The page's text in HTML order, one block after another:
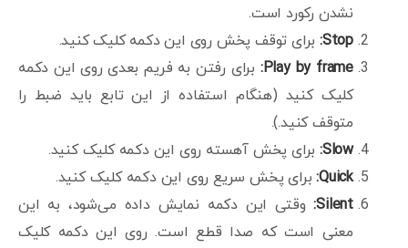
نشدن رکورد است.
Stop
: برای توقف پخش روی این دکمه کلیک کنید.
Play by frame
: برای رفتن به فریم بعدی روی این دکمه
کلیک کنید (هنگام استفاده از این تابع باید ضبط را
متوقف کنید.).
Slow
: برای پخش آهسته روی این دکمه کلیک کنید.
Quick
: برای پخش سریع روی این دکمه کلیک کنید.
Silent
: وقتی این دکمه نمایش داده می‌شود، به این
معنی است که صدا قطع است. روی این دکمه کلیک